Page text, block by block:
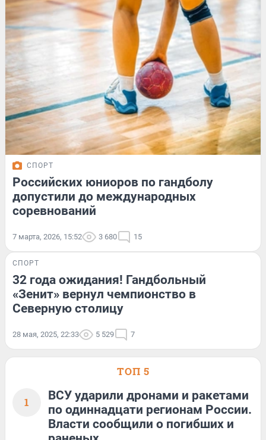
СПОРТ
Российских юниоров по гандболу
допустили до международных
соревнований
7 марта, 2026, 15:52 3 680 15
СПОРТ
32 года ожидания! Гандбольный
«Зенит» вернул чемпионство в
Северную столицу
28 мая, 2025, 22:33 5 529 7
ТОП 5
1
ВСУ ударили дронами и ракетами
по одиннадцати регионам России.
Власти сообщили о погибших и